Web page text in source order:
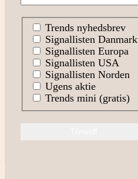
Trends nyhedsbrev
Signallisten Danmark
Signallisten Europa
Signallisten USA
Signallisten Norden
Ugens aktie
Trends mini (gratis)